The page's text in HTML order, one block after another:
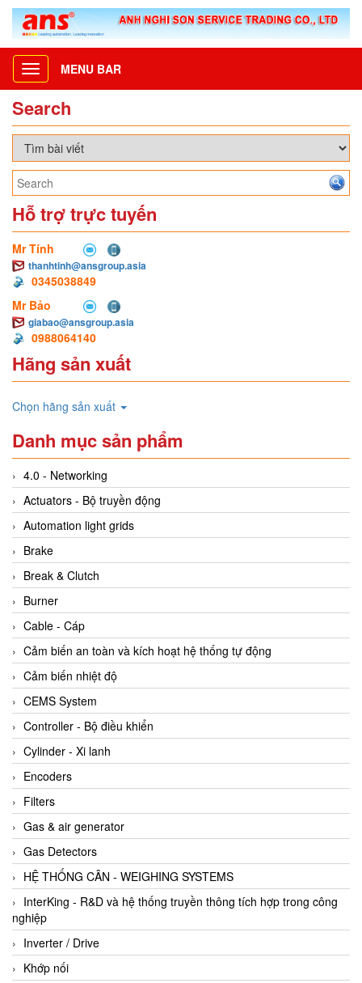
Toggle
navigation
MENU BAR
Search
Hỗ trợ trực tuyến
Mr Tính
thanhtinh@ansgroup.asia
0345038849
Mr Bảo
giabao@ansgroup.asia
0988064140
Hãng sản xuất
Chọn hãng sản xuất
Danh mục sản phẩm
4.0 - Networking
Actuators - Bộ truyền động
Automation light grids
Brake
Break & Clutch
Burner
Cable - Cáp
Cảm biến an toàn và kích hoạt hệ thống tự động
Cảm biến nhiệt độ
CEMS System
Controller - Bộ điều khiển
Cylinder - Xi lanh
Encoders
Filters
Gas & air generator
Gas Detectors
HỆ THỐNG CÂN - WEIGHING SYSTEMS
InterKing - R&D và hệ thống truyền thông tích hợp trong công
nghiệp
Inverter / Drive
Khớp nối